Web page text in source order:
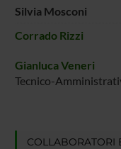
Silvia Mosconi
Corrado Rizzi
Gianluca Veneri
Tecnico-
COLLABORATORI